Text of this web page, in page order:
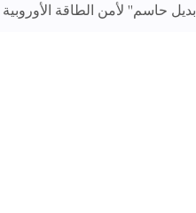
حاسم" لأمن الطاقة الأوروبية